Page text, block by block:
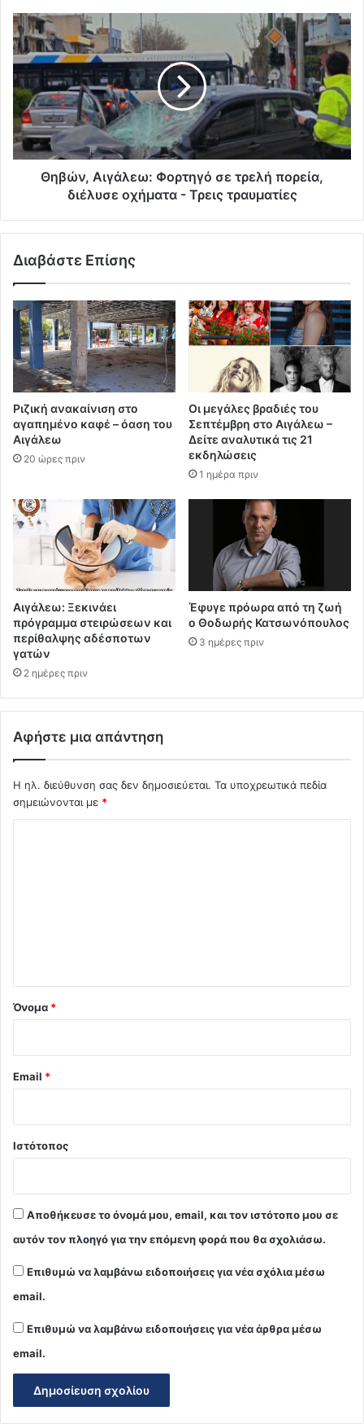
Θηβών, Αιγάλεω: Φορτηγό σε τρελή πορεία,
διέλυσε οχήματα - Τρεις τραυματίες
Διαβάστε Επίσης
Ριζική ανακαίνιση στο
αγαπημένο καφέ – όαση του
Αιγάλεω
20 ώρες πριν
Οι μεγάλες βραδιές του
Σεπτέμβρη στο Αιγάλεω –
Δείτε αναλυτικά τις 21
εκδηλώσεις
1 ημέρα πριν
Αιγάλεω: Ξεκινάει
πρόγραμμα στειρώσεων και
περίθαλψης αδέσποτων
γατών
2 ημέρες πριν
Έφυγε πρόωρα από τη ζωή
ο Θοδωρής Κατσωνόπουλος
3 ημέρες πριν
Αφήστε μια απάντηση
Η ηλ. διεύθυνση σας δεν δημοσιεύεται. Τα υποχρεωτικά πεδία
σημειώνονται με *
Όνομα *
Email *
Ιστότοπος
Αποθήκευσε το όνομά μου, email, και τον ιστότοπο μου σε
αυτόν τον πλοηγό για την επόμενη φορά που θα σχολιάσω.
Επιθυμώ να λαμβάνω ειδοποιήσεις για νέα σχόλια μέσω
email.
Επιθυμώ να λαμβάνω ειδοποιήσεις για νέα άρθρα μέσω
email.